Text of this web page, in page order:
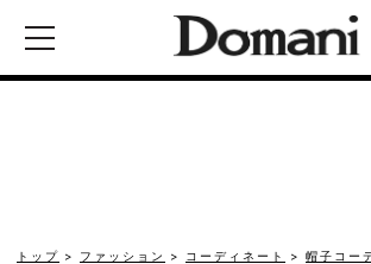
トップ ファッション コーディネート 帽子コー